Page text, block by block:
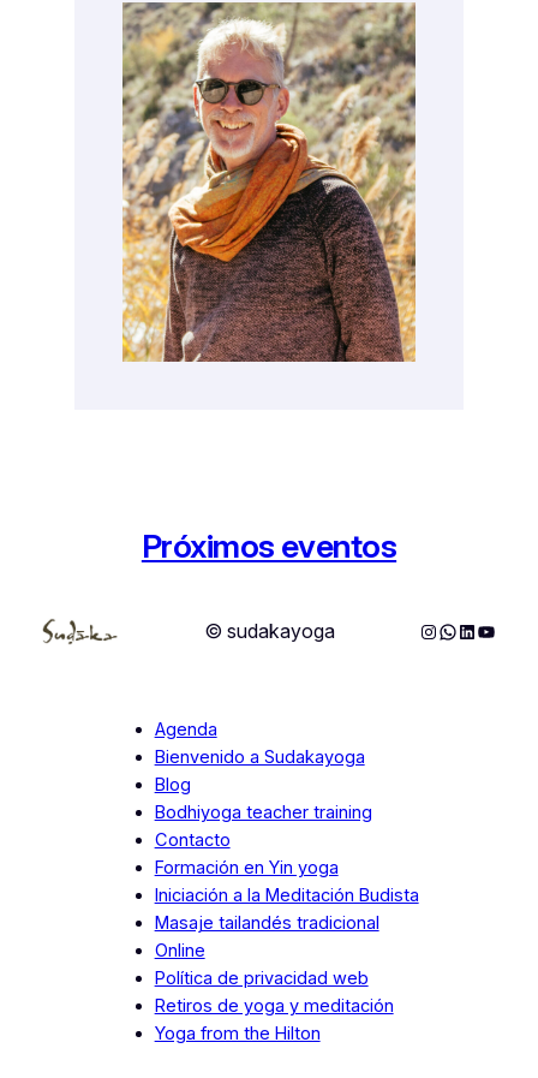
Próximos eventos
© sudakayoga Instagram
WhatsApp
LinkedIn
Agenda
Bienvenido a Sudakayoga
Blog
Bodhiyoga teacher training
Contacto
Formación en Yin yoga
Iniciación a la Meditación Budista
Masaje tailandés tradicional
Online
Política de privacidad web
Retiros de yoga y meditación
Yoga from the Hilton